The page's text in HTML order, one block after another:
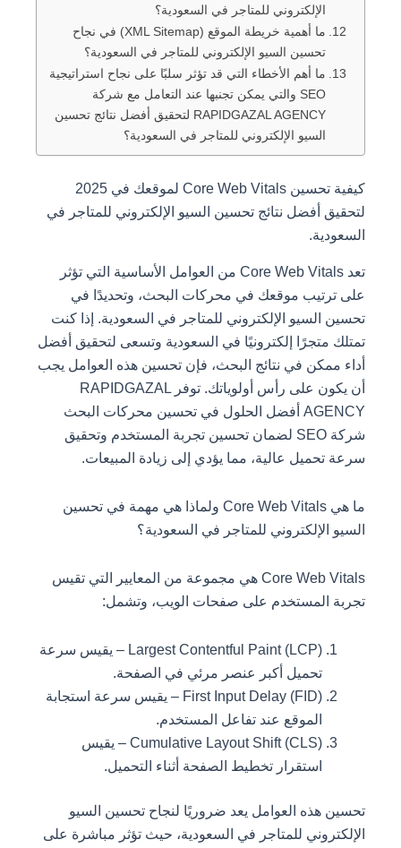
الإلكتروني للمتاجر في السعودية؟
ما أهمية خريطة الموقع (XML Sitemap) في نجاح
تحسين السيو الإلكتروني للمتاجر في السعودية؟
ما أهم الأخطاء التي قد تؤثر سلبًا على نجاح استراتيجية
SEO والتي يمكن تجنبها عند التعامل مع شركة
RAPIDGAZAL AGENCY لتحقيق أفضل نتائج تحسين
السيو الإلكتروني للمتاجر في السعودية؟
كيفية تحسين Core Web Vitals لموقعك في 2025
لتحقيق أفضل نتائج تحسين السيو الإلكتروني للمتاجر في
السعودية.
تعد Core Web Vitals من العوامل الأساسية التي تؤثر
على ترتيب موقعك في محركات البحث، وتحديدًا في
تحسين السيو الإلكتروني للمتاجر في السعودية. إذا كنت
تمتلك متجرًا إلكترونيًا في السعودية وتسعى لتحقيق أفضل
أداء ممكن في نتائج البحث، فإن تحسين هذه العوامل يجب
أن يكون على رأس أولوياتك. توفر RAPIDGAZAL
AGENCY أفضل الحلول في تحسين محركات البحث
شركة SEO لضمان تحسين تجربة المستخدم وتحقيق
سرعة تحميل عالية، مما يؤدي إلى زيادة المبيعات.
ما هي Core Web Vitals ولماذا هي مهمة في تحسين
السيو الإلكتروني للمتاجر في السعودية؟
Core Web Vitals هي مجموعة من المعايير التي تقيس
تجربة المستخدم على صفحات الويب، وتشمل:
Largest Contentful Paint (LCP) – يقيس سرعة
تحميل أكبر عنصر مرئي في الصفحة.
First Input Delay (FID) – يقيس سرعة استجابة
الموقع عند تفاعل المستخدم.
Cumulative Layout Shift (CLS) – يقيس
استقرار تخطيط الصفحة أثناء التحميل.
تحسين هذه العوامل يعد ضروريًا لنجاح تحسين السيو
الإلكتروني للمتاجر في السعودية، حيث تؤثر مباشرة على